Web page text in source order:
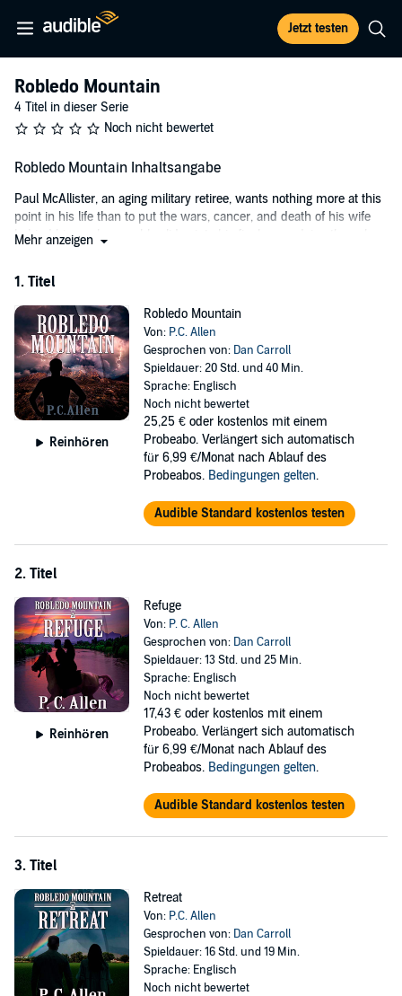
Jetzt testen
Robledo Mountain
4 Titel in dieser Serie
Noch nicht bewertet
Robledo Mountain Inhaltsangabe
Paul McAllister, an aging military retiree, wants nothing more at this
point in his life than to put the wars, cancer, and death of his wife
behind him as he numbly glides into his final years doing the only
sandwiched in the few hundred yards between the Robledo
Mountains to the West and the Rio Grande to the East, Paul loses
consciousness while returning home from a gun show. An hour
later, he regains consciousness finding himself swept away on the
tides of time.
Is he really in the past? Is he dreaming? Is he in the midst of a
psychotic episode? So begins his journey of discovery. Along the
way, he battles Apache, Comanche, and Navajo warriors, fights
bushwackers, discovers his roots, mines gold, finds love and
home in the Mesilla Valley on the banks of the Rio Grande.
©2018 Paul C. Allen (P)2020 Paul C. Allen
Mehr anzeigen
1. Titel
Reinhören
Robledo Mountain
Von: P.C. Allen
Gesprochen von: Dan Carroll
Spieldauer: 20 Std. und 40 Min.
Sprache: Englisch
Noch nicht bewertet
25,25 € oder kostenlos mit einem
Probeabo. Verlängert sich automatisch
für 6,99 €/Monat nach Ablauf des
Probeabos. Bedingungen gelten.
Audible Standard kostenlos testen
2. Titel
Reinhören
Refuge
Von: P. C. Allen
Gesprochen von: Dan Carroll
Spieldauer: 13 Std. und 25 Min.
Sprache: Englisch
Noch nicht bewertet
17,43 € oder kostenlos mit einem
Probeabo. Verlängert sich automatisch
für 6,99 €/Monat nach Ablauf des
Probeabos. Bedingungen gelten.
Audible Standard kostenlos testen
3. Titel
Retreat
Von: P.C. Allen
Gesprochen von: Dan Carroll
Spieldauer: 16 Std. und 19 Min.
Sprache: Englisch
Noch nicht bewertet